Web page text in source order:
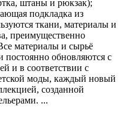
штаны и рюкзак);
подкладка из
ткани, материалы и
преимущественно
материалы и сырьё
обновляются с
и в соответствии с
моды, каждый новый
созданной
...